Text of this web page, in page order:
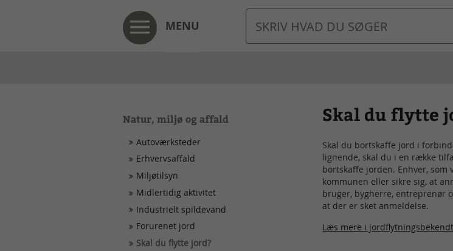
MENU
Natur, miljø og affald
Autoværksteder
Erhvervsaffald
Miljøtilsyn
Midlertidig aktivitet
Industrielt spildevand
Forurenet jord
Skal du flytte jord?
Skal du flytte
Skal du bortskaffe jord i
lignende, skal du i en række
bortskaffe jorden. Enhver,
kommunen eller sikre sig, at
bruger, bygherre, entreprenør
at der er sket anmeldelse.
Læs mere i